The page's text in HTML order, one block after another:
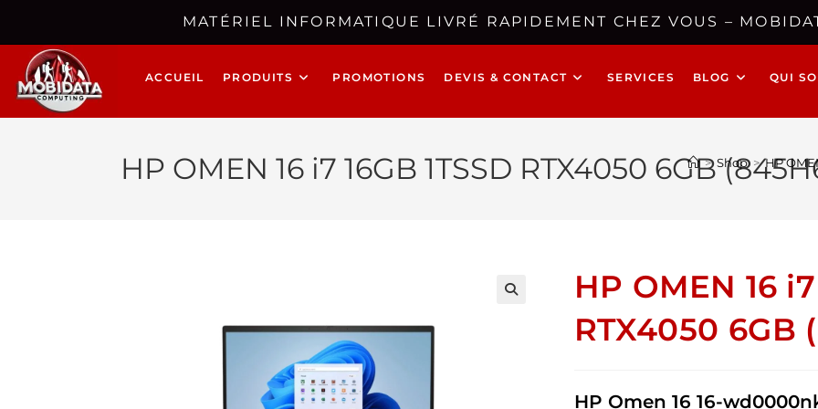
MATÉRIEL INFORMATIQUE LIVRÉ RAPIDEMENT CHEZ VOUS –
ACCUEIL PRODUITS PROMOTIONS DEVIS & CONTACT SERVICES BLOG QUI
HP OMEN 16 i7 16GB 1TSSD RTX4050 6GB
> Shop > HP
HP OMEN 16 i7
RTX4050 6GB
HP Omen 16 16-